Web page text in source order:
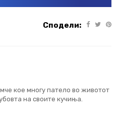
Сподели:
кое многу патело во животот
на своите кучиња.